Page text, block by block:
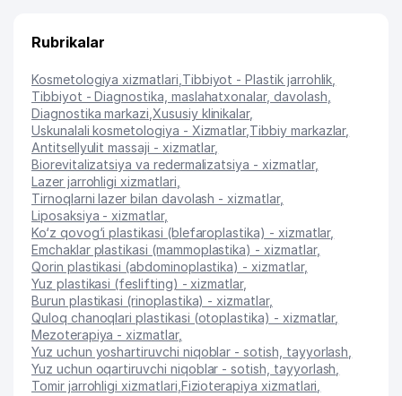
Rubrikalar
Kosmetologiya xizmatlari Tibbiyot - Plastik jarrohlik
Tibbiyot - Diagnostika, maslahatxonalar, davolash
Diagnostika markazi Xususiy klinikalar,
Uskunalali kosmetologiya - Xizmatlar, Tibbiy markazlar,
Antitsellyulit massaji - xizmatlar,
Biorevitalizatsiya va redermalizatsiya - xizmatlar,
Lazer jarrohligi xizmatlari
Tirnoqlarni lazer bilan davolash - xizmatlar,
Liposaksiya - xizmatlar,
Ko‘z qovog‘i plastikasi (blefaroplastika) - xizmatlar,
Emchaklar plastikasi (mammoplastika) - xizmatlar,
Qorin plastikasi (abdominoplastika) - xizmatlar,
Yuz plastikasi (feslifting) - xizmatlar,
Burun plastikasi (rinoplastika) - xizmatlar,
Quloq chanoqlari plastikasi (otoplastika) - xizmatlar,
Mezoterapiya - xizmatlar,
Yuz uchun yoshartiruvchi niqoblar - sotish, tayyorlash
Yuz uchun oqartiruvchi niqoblar - sotish, tayyorlash
Tomir jarrohligi xizmatlari Fizioterapiya xizmatlari